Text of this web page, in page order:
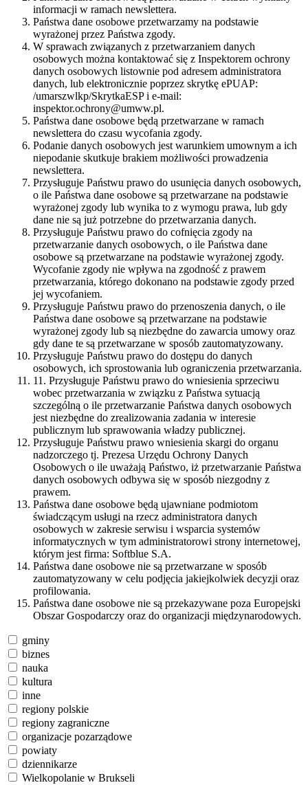
informacji w ramach newslettera.
Państwa dane osobowe przetwarzamy na podstawie
wyrażonej przez Państwa zgody.
W sprawach związanych z przetwarzaniem danych
osobowych można kontaktować się z Inspektorem ochrony
danych osobowych listownie pod adresem administratora
danych, lub elektronicznie poprzez skrytkę ePUAP:
/umarszwlkp/SkrytkaESP i e-mail:
inspektor.ochrony@umww.pl.
Państwa dane osobowe będą przetwarzane w ramach
newslettera do czasu wycofania zgody.
Podanie danych osobowych jest warunkiem umownym a ich
niepodanie skutkuje brakiem możliwości prowadzenia
newslettera.
Przysługuje Państwu prawo do usunięcia danych osobowych,
o ile Państwa dane osobowe są przetwarzane na podstawie
wyrażonej zgody lub wynika to z wymogu prawa, lub gdy
dane nie są już potrzebne do przetwarzania danych.
Przysługuje Państwu prawo do cofnięcia zgody na
przetwarzanie danych osobowych, o ile Państwa dane
osobowe są przetwarzane na podstawie wyrażonej zgody.
Wycofanie zgody nie wpływa na zgodność z prawem
przetwarzania, którego dokonano na podstawie zgody przed
jej wycofaniem.
Przysługuje Państwu prawo do przenoszenia danych, o ile
Państwa dane osobowe są przetwarzane na podstawie
wyrażonej zgody lub są niezbędne do zawarcia umowy oraz
gdy dane te są przetwarzane w sposób zautomatyzowany.
Przysługuje Państwu prawo do dostępu do danych
osobowych, ich sprostowania lub ograniczenia przetwarzania.
11. Przysługuje Państwu prawo do wniesienia sprzeciwu
wobec przetwarzania w związku z Państwa sytuacją
szczególną o ile przetwarzanie Państwa danych osobowych
jest niezbędne do zrealizowania zadania w interesie
publicznym lub sprawowania władzy publicznej.
Przysługuje Państwu prawo wniesienia skargi do organu
nadzorczego tj. Prezesa Urzędu Ochrony Danych
Osobowych o ile uważają Państwo, iż przetwarzanie Państwa
danych osobowych odbywa się w sposób niezgodny z
prawem.
Państwa dane osobowe będą ujawniane podmiotom
świadczącym usługi na rzecz administratora danych
osobowych w zakresie serwisu i wsparcia systemów
informatycznych w tym administratorowi strony internetowej,
którym jest firma: Softblue S.A.
Państwa dane osobowe nie są przetwarzane w sposób
zautomatyzowany w celu podjęcia jakiejkolwiek decyzji oraz
profilowania.
Państwa dane osobowe nie są przekazywane poza Europejski
Obszar Gospodarczy oraz do organizacji międzynarodowych.
gminy
biznes
nauka
kultura
inne
regiony polskie
regiony zagraniczne
organizacje pozarządowe
powiaty
dziennikarze
Wielkopolanie w Brukseli